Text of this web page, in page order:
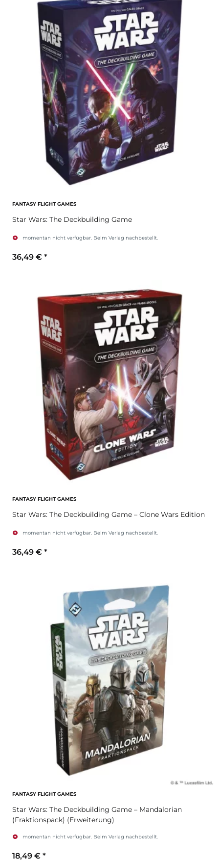
FANTASY FLIGHT GAMES
Star Wars: The Deckbuilding Game
momentan nicht verfügbar. Beim Verlag nachbestellt.
36,49 € *
FANTASY FLIGHT GAMES
Star Wars: The Deckbuilding Game – Clone Wars Edition
momentan nicht verfügbar. Beim Verlag nachbestellt.
36,49 € *
FANTASY FLIGHT GAMES
Star Wars: The Deckbuilding Game – Mandalorian
(Fraktionspack) (Erweiterung)
momentan nicht verfügbar. Beim Verlag nachbestellt.
18,49 € *